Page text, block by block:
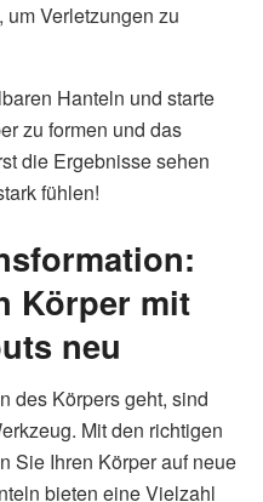
Verletzungen zu
Hanteln und starte
zu formen und das
die Ergebnisse sehen
fühlen!
Körper mit
neu
des Körpers geht, sind
Mit den richtigen
Sie Ihren Körper auf neue
bieten eine Vielzahl